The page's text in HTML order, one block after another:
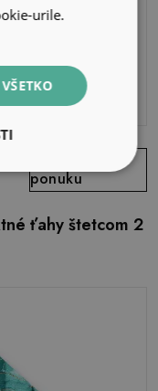
ponuku
ťahy štetcom 2
urile.